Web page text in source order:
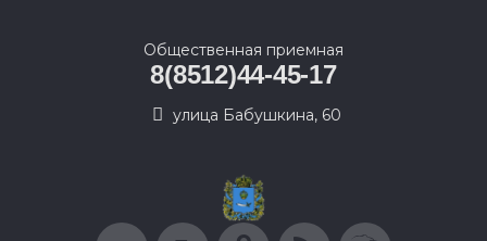
Общественная приемная
8(8512)44-45-17
улица Бабушкина, 60